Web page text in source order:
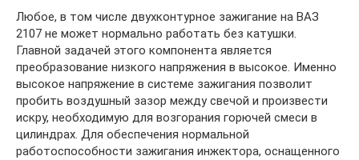
Любое, в том числе двухконтурное зажигание на ВАЗ
2107 не может нормально работать без катушки.
Главной задачей этого компонента является
преобразование низкого напряжения в высокое. Именно
высокое напряжение в системе зажигания позволит
пробить воздушный зазор между свечой и произвести
искру, необходимую для возгорания горючей смеси в
цилиндрах. Для обеспечения нормальной
работоспособности зажигания инжектора, оснащенного